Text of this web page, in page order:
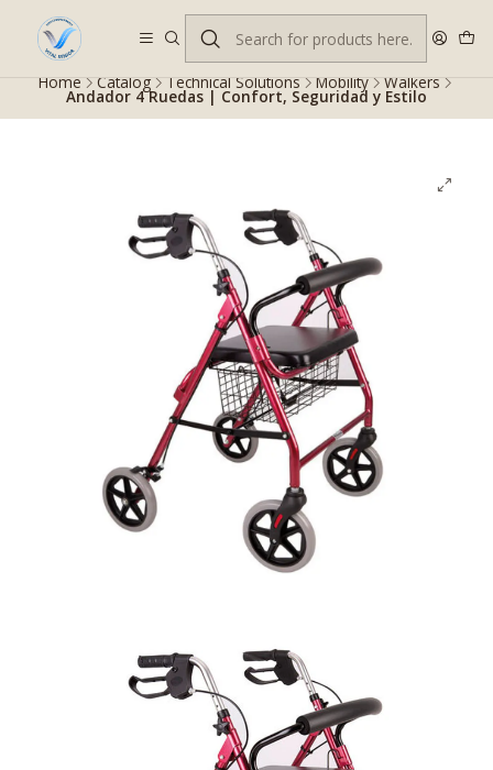
Despacho gratis en RM desde $100.000. Revisa las condiciones.
Home Catalog Technical Solutions Mobility Walkers
Andador 4 Ruedas | Confort, Seguridad y Estilo